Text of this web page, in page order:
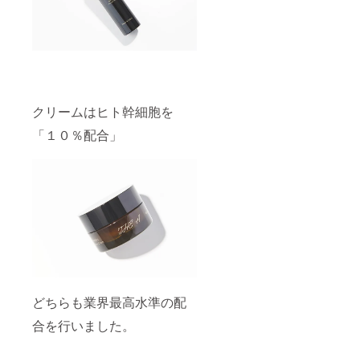
クリームはヒト幹細胞を
「１０％配合」
どちらも業界最高水準の配
合を行いました。